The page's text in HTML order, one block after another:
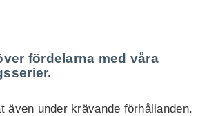
fördelarna med våra
även under krävande förhållanden.